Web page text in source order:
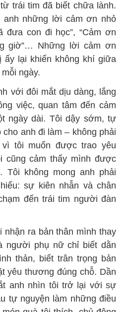
trái tim đã biết chữa lành.
những lời cảm ơn nhỏ
đưa con đi học”, “Cảm ơn
giờ”… Những lời cảm ơn
ấy lại khiến không khí giữa
ngày.
với đôi mắt dịu dàng, lắng
việc, quan tâm đến cảm
ngày dài. Tôi dậy sớm, tự
anh đi làm – không phải
tôi muốn được trao yêu
cũng cảm thấy mình được
Tôi không mong anh phải
sự kiên nhẫn và chân
đến trái tim người đàn
nhận ra bản thân mình thay
người phụ nữ chỉ biết dằn
thản, biết trân trọng bản
yêu thương đúng chỗ. Dần
anh nhìn tôi trở lại với sự
tự nguyện làm những điều